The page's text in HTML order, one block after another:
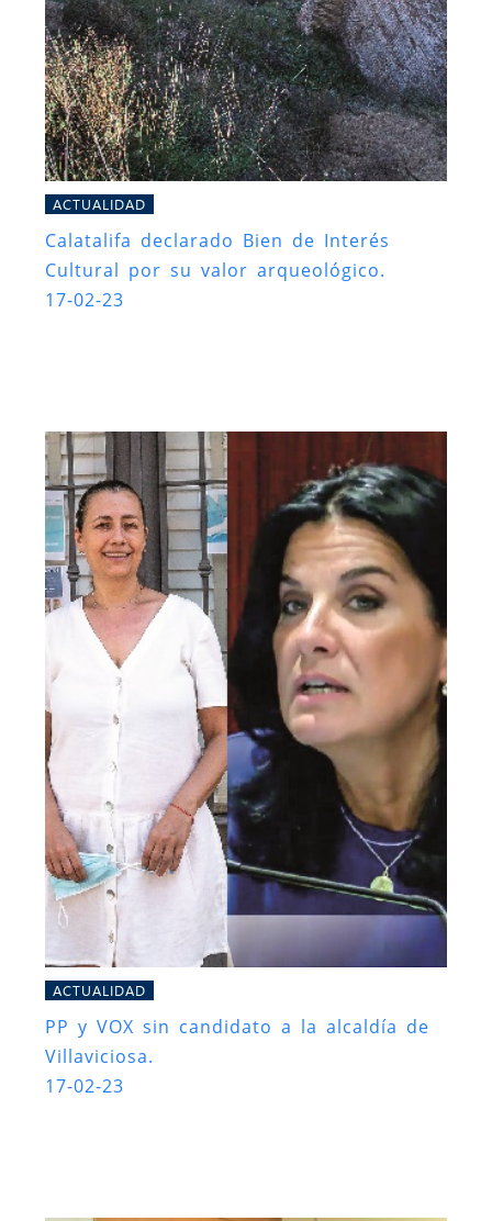
ACTUALIDAD
Calatalifa declarado Bien de Interés
Cultural por su valor arqueológico.
17-02-23
ACTUALIDAD
PP y VOX sin candidato a la alcaldía de
Villaviciosa.
17-02-23